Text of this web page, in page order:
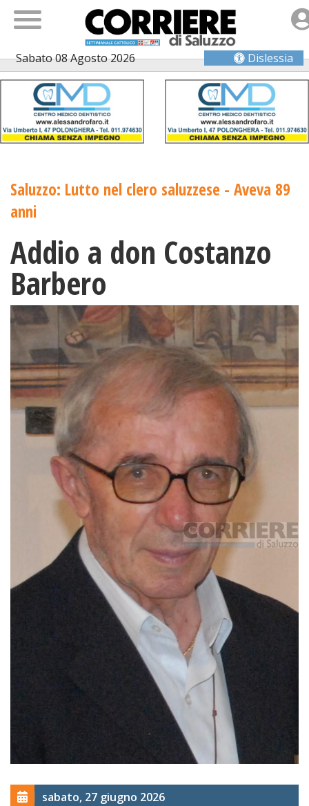
Sabato 08 Agosto 2026 Dislessia
Saluzzo: Lutto nel clero saluzzese - Aveva 89
anni
Addio a don Costanzo
Barbero
sabato, 27 giugno 2026